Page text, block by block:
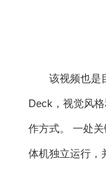
该视频也是
Deck，视觉风
作方式。 一处
体机独立运行，